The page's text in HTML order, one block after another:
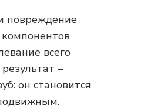
повреждение
всего
–
он становится